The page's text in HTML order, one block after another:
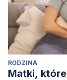
RODZINA
Matki,